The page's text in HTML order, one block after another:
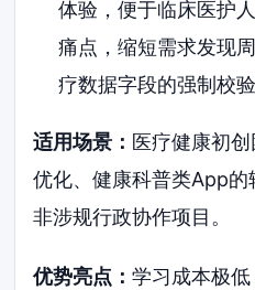
体验，便于临床医护
痛点，缩短需求发现
疗数据字段的强制校验
适用场景： 医疗健康初
优化、健康科普类App
非涉规行政协作项目。
优势亮点：学习成本极